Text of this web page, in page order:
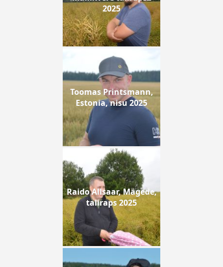
2025
Toomas Printsmann,
Estonia, nisu 2025
Raido Allsaar, Mägede,
taliraps 2025